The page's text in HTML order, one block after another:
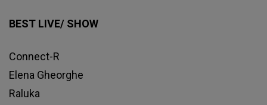
BEST LIVE/ SHOW
Connect-R
Elena Gheorghe
Raluka